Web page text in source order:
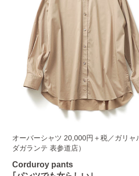
オーバーシャツ 20,000円＋税／ガリャ
ダガランテ 表参道店）
Corduroy pants